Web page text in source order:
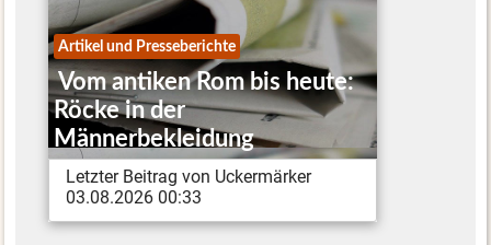
Artikel und Presseberichte
Vom antiken Rom bis heute:
Röcke in der
Männerbekleidung
Letzter Beitrag von Uckermärker
03.08.2026 00:33